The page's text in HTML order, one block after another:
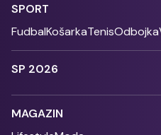
SPORT
FudbalKošarkaTenisOdbojka
SP 2026
MAGAZIN